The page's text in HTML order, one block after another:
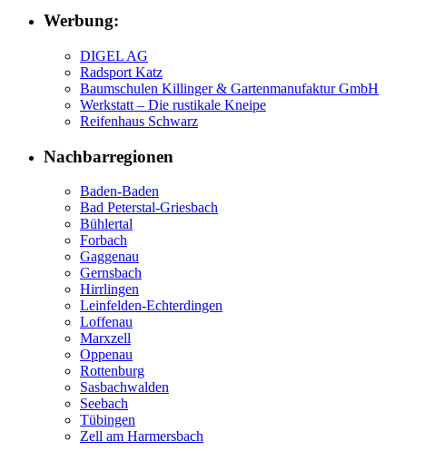
Werbung:
DIGEL AG
Radsport Katz
Baumschulen Killinger & Gartenmanufaktur GmbH
Werkstatt – Die rustikale Kneipe
Reifenhaus Schwarz
Nachbarregionen
Baden-Baden
Bad Peterstal-Griesbach
Bühlertal
Forbach
Gaggenau
Gernsbach
Hirrlingen
Leinfelden-Echterdingen
Loffenau
Marxzell
Oppenau
Rottenburg
Sasbachwalden
Seebach
Tübingen
Zell am Harmersbach